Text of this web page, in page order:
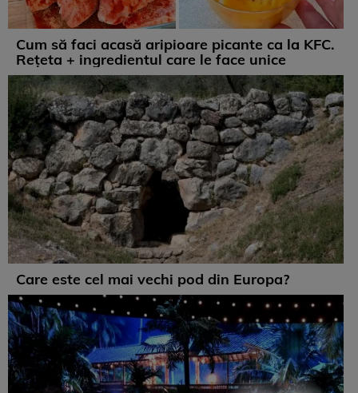
Cum să faci acasă aripioare picante ca la KFC.
Rețeta + ingredientul care le face unice
Care este cel mai vechi pod din Europa?